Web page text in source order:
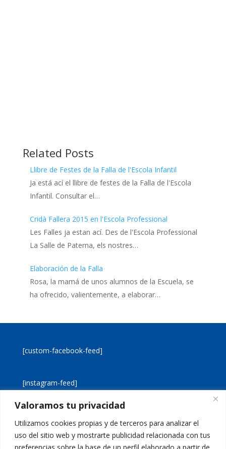
Valoramos tu privacidad
Utilizamos cookies propias y de terceros para analizar el
uso del sitio web y mostrarte publicidad relacionada con tus
preferencias sobre la base de un perfil elaborado a partir de
Related Posts
Llibre de Festes de la Falla de l'Escola Infantil
Ja está ací el llibre de festes de la Falla de l'Escola
Infantil. Consultar el…
Cridà Fallera 2015 en l'Escola Professional
Les Falles ja estan ací. Des de l'Escola Professional
La Salle de Paterna, els nostres…
Elaboración de la Falla
Rosa, la mamá de unos alumnos de la Escuela, se
ha ofrecido, valientemente, a elaborar…
[custom-facebook-feed]
[instagram-feed]